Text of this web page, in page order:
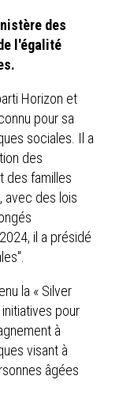
des
l'égalité
Horizon et
pour sa
sociales. Il a
des
des familles
avec des lois
il a présidé
la « Silver
pour
à
visant à
âgées